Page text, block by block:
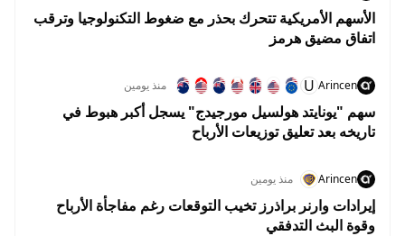
الأسهم الأمريكية تتحرك بحذر مع ضغوط التكنولوجيا وترقب
اتفاق مضيق هرمز
Arincen
U منذ يومين
سهم "يونايتد هولسيل مورجيدج" يسجل أكبر هبوط في
تاريخه بعد تعليق توزيعات الأرباح
Arincen منذ يومين
إيرادات وارنر براذرز تخيب التوقعات رغم مفاجأة الأرباح
وقوة البث التدفقي